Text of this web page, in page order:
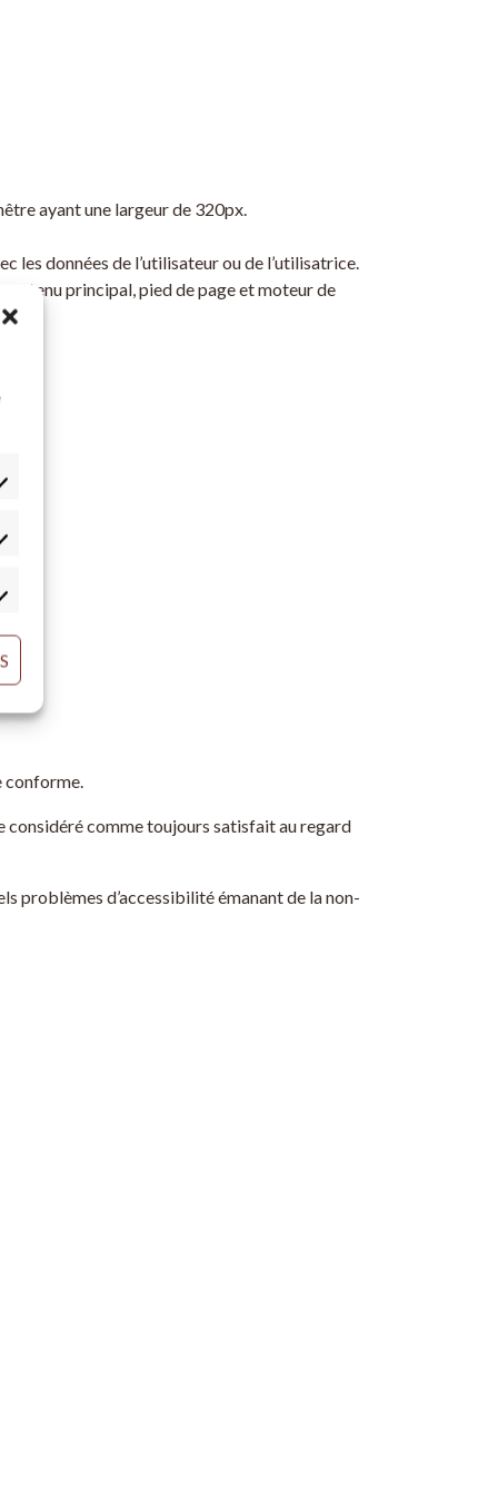
ayant une largeur de 320px.
les données de l’utilisateur ou de l’utilisatrice.
principal, pied de page et moteur de
conforme.
comme toujours satisfait au regard
problèmes d’accessibilité émanant de la non-